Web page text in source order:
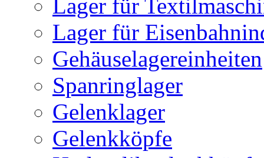
Lager für
Lager für
Gehäuselagereinheiten
Spanringlager
Gelenklager
Gelenkköpfe